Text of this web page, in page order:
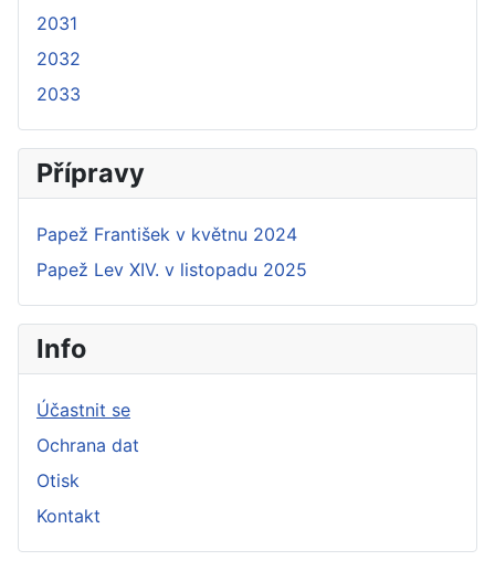
2031
2032
2033
Přípravy
Papež František v květnu 2024
Papež Lev XIV. v listopadu 2025
Info
Účastnit se
Ochrana dat
Otisk
Kontakt